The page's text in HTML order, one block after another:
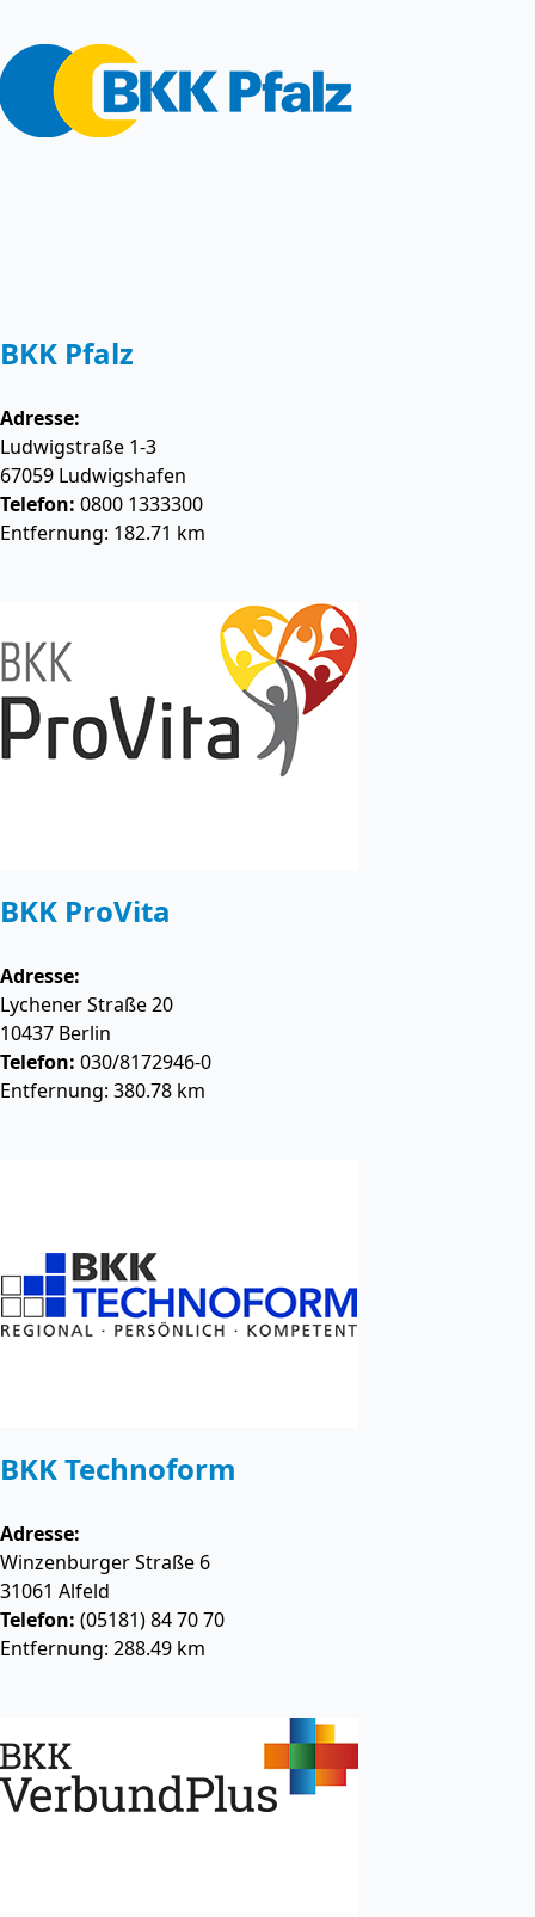
BKK Pfalz
Adresse:
Ludwigstraße 1-3
67059 Ludwigshafen
Telefon: 0800 1333300
Entfernung: 182.71 km
BKK ProVita
Adresse:
Lychener Straße 20
10437 Berlin
Telefon: 030/8172946-0
Entfernung: 380.78 km
BKK Technoform
Adresse:
Winzenburger Straße 6
31061 Alfeld
Telefon: (05181) 84 70 70
Entfernung: 288.49 km